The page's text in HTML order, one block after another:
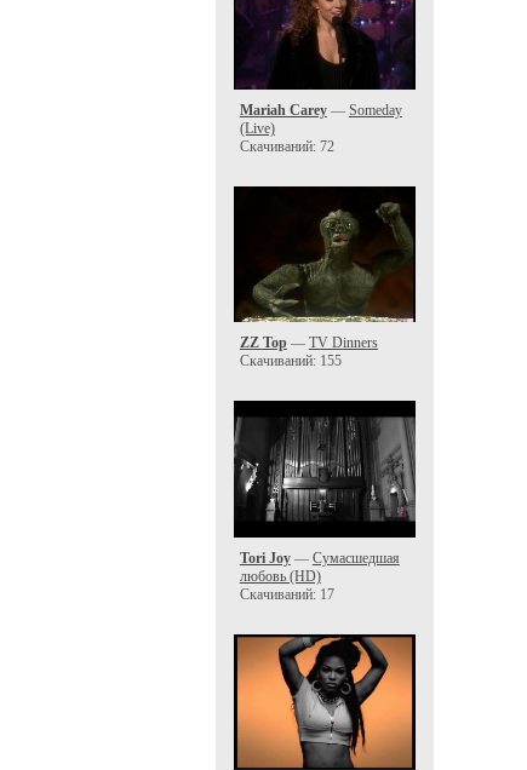
Mariah Carey— Someday
(Live)
Скачиваний: 72
ZZ Top— TV Dinners
Скачиваний: 155
Tori Joy— Сумасшедшая
любовь (HD)
Скачиваний: 17